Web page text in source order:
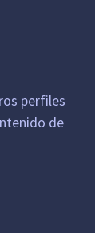
perfiles
de